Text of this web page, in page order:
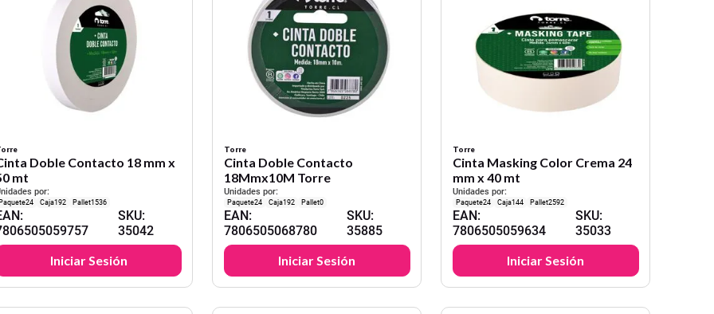
Doble Contacto 18 mm x
mt
por:
24 192 1536
:
SKU:
35042
Iniciar Sesión
Torre
Cinta Doble Contacto
18Mmx10M Torre
Unidades por:
24 192 0
EAN:
7806505068780
SKU:
35885
Iniciar Sesión
Torre
Cinta Masking Color Crema 24
mm x 40 mt
Unidades por:
24 144 2592
EAN:
7806505059634
SKU:
35033
Iniciar Sesión